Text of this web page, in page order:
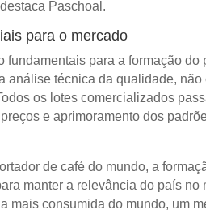
Paschoal.
para o mercado
para a formação do
análise técnica da qualidade, não
os lotes comercializados
e aprimoramento dos
de café do mundo, a
manter a relevância do país no
mais consumida do mundo, um